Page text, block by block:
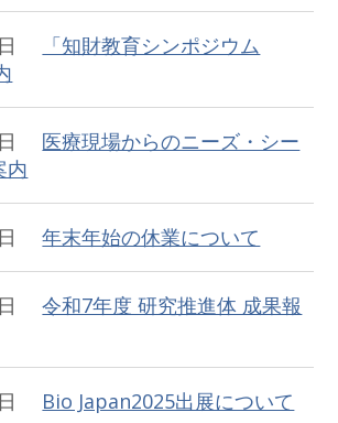
日
「知財教育シンポジウム
日 医療現場からのニーズ・シー
内
日年末年始の休業について
日令和7年度 研究推進体 成果報
日 Bio Japan2025出展について